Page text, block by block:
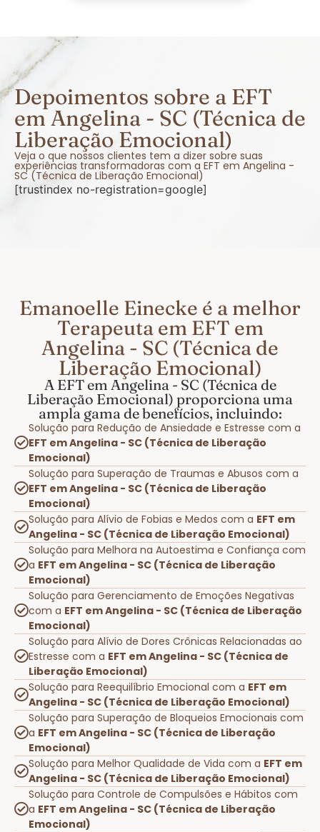
Depoimentos sobre a EFT
em Angelina - SC (Técnica de
Liberação Emocional)
Veja o que nossos clientes tem a dizer sobre suas
experiências transformadoras com a EFT em Angelina -
SC (Técnica de Liberação Emocional)
[trustindex no-registration=google]
Emanoelle Einecke é a melhor
Terapeuta em EFT em
Angelina - SC (Técnica de
Liberação Emocional)
A EFT em Angelina - SC (Técnica de
Liberação Emocional) proporciona uma
ampla gama de benefícios, incluindo:
Solução para Redução de Ansiedade e Estresse com a
EFT em Angelina - SC (Técnica de Liberação
Emocional)
Solução para Superação de Traumas e Abusos com a
EFT em Angelina - SC (Técnica de Liberação
Emocional)
Solução para Alívio de Fobias e Medos com a EFT em
Angelina - SC (Técnica de Liberação Emocional)
Solução para Melhora na Autoestima e Confiança com
a EFT em Angelina - SC (Técnica de Liberação
Emocional)
Solução para Gerenciamento de Emoções Negativas
com a EFT em Angelina - SC (Técnica de Liberação
Emocional)
Solução para Alívio de Dores Crônicas Relacionadas ao
Estresse com a EFT em Angelina - SC (Técnica de
Liberação Emocional)
Solução para Reequilíbrio Emocional com a EFT em
Angelina - SC (Técnica de Liberação Emocional)
Solução para Superação de Bloqueios Emocionais com
a EFT em Angelina - SC (Técnica de Liberação
Emocional)
Solução para Melhor Qualidade de Vida com a EFT em
Angelina - SC (Técnica de Liberação Emocional)
Solução para Controle de Compulsões e Hábitos com
a EFT em Angelina - SC (Técnica de Liberação
Emocional)